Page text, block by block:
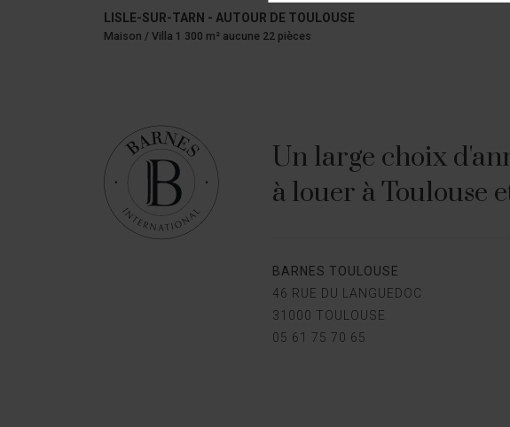
LISLE-SUR-TARN - AUTOUR DE TOULOUSE
Maison / Villa 1 300 m² aucune 22 pièces
Un large choix
à louer à Toulouse
BARNES TOULOUSE
46 RUE DU LANGUEDOC
31000 TOULOUSE
05 61 75 70 65